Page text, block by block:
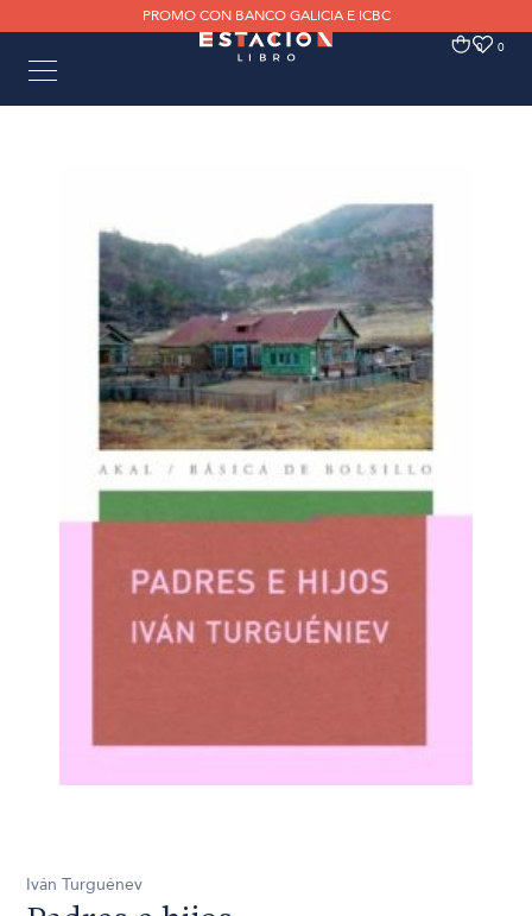
PROMO CON BANCO GALICIA E ICBC
0 0
Iván Turguénev